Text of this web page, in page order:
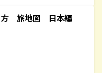
方 旅地図 日本編